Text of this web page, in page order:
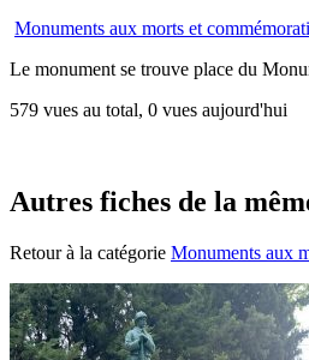
Monuments aux morts et
Le monument se trouve place du
579 vues au total, 0 vues aujourd'hui
Autres fiches de la
Retour à la catégorie Monuments aux